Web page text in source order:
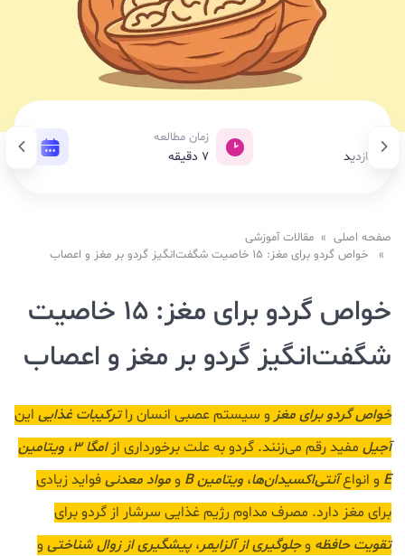
بازدید
زمان مطالعه
7 دقیقه 14 اسفند 1403
صفحه اصلی » مقالات آموزشی
» خواص گردو برای مغز: 15 خاصیت شگفت‌انگیز گردو بر مغز و اعصاب
خواص گردو برای مغز: 15 خاصیت
شگفت‌انگیز گردو بر مغز و اعصاب
خواص گردو برای مغز و سیستم عصبی انسان راترکیبات غذایی این
آجیل مفید رقم می‌زنند. گردو به علت برخورداری ازامگا 3 ، ویتامین
E و انواعآنتی‌اکسیدان‌ها، ویتامین B ومواد معدنیفواید زیادی
برای مغز دارد. مصرف مداوم رژیم غذایی سرشار از گردو برای
تقویت حافظه وجلوگیری از آلزایمر،پیشگیری از زوال شناختی و